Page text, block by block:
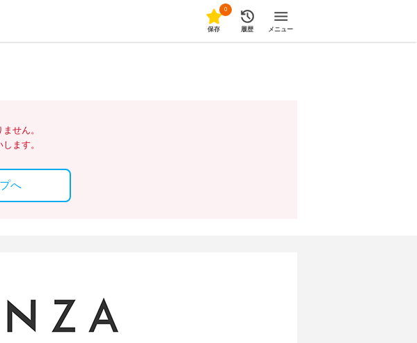
0
保存 履歴 メニュー
せん。
ます。
へ